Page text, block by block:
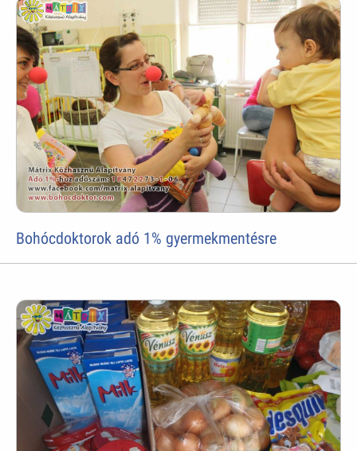
Bohócdoktorok adó 1% gyermekmentésre